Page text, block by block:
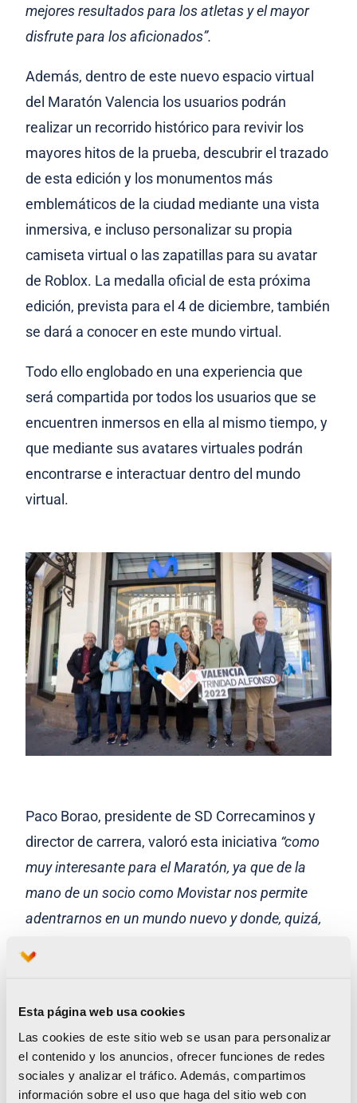
Esta página web usa cookies
Las cookies de este sitio web se usan para personalizar
el contenido y los anuncios, ofrecer funciones de redes
sociales y analizar el tráfico. Además, compartimos
información sobre el uso que haga del sitio web con
mejores resultados para los atletas y el mayor
disfrute para los aficionados”.
Además, dentro de este nuevo espacio virtual
del Maratón Valencia los usuarios podrán
realizar un recorrido histórico para revivir los
mayores hitos de la prueba, descubrir el trazado
de esta edición y los monumentos más
emblemáticos de la ciudad mediante una vista
inmersiva, e incluso personalizar su propia
camiseta virtual o las zapatillas para su avatar
de Roblox. La medalla oficial de esta próxima
edición, prevista para el 4 de diciembre, también
se dará a conocer en este mundo virtual.
Todo ello englobado en una experiencia que
será compartida por todos los usuarios que se
encuentren inmersos en ella al mismo tiempo, y
que mediante sus avatares virtuales podrán
encontrarse e interactuar dentro del mundo
virtual.
Paco Borao, presidente de SD Correcaminos y
director de carrera, valoró esta iniciativa “como
muy interesante para el Maratón, ya que de la
mano de un socio como Movistar nos permite
adentrarnos en un mundo nuevo y donde, quizá,
La experiencia interactiva del Maratón Valencia
2022 estará disponible tanto en PC como en
dispositivos móviles. Para aquellos que quieran
probar esta experiencia no es necesario estar